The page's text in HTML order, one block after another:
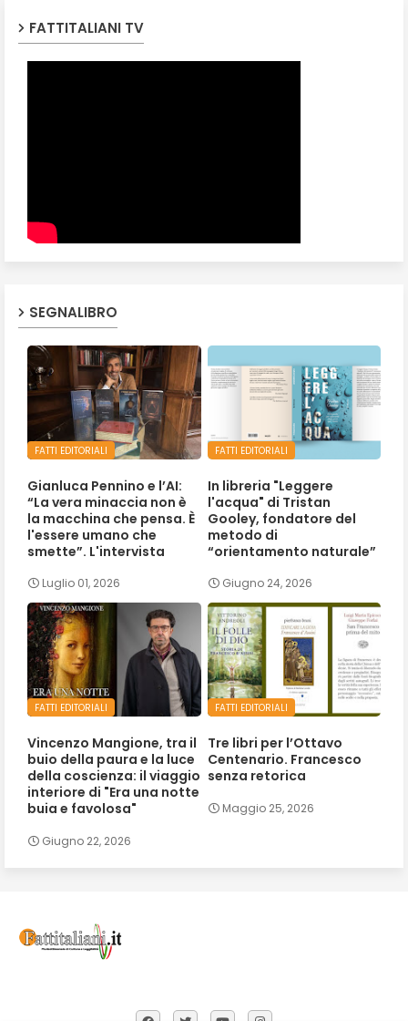
FATTITALIANI TV
SEGNALIBRO
FATTI EDITORIALI
Gianluca Pennino e l’AI:
“La vera minaccia non è
la macchina che pensa. È
l'essere umano che
smette”. L'intervista
Luglio 01, 2026
FATTI EDITORIALI
In libreria "Leggere
l'acqua" di Tristan
Gooley, fondatore del
metodo di
“orientamento naturale”
Giugno 24, 2026
FATTI EDITORIALI
Vincenzo Mangione, tra il
buio della paura e la luce
della coscienza: il viaggio
interiore di "Era una notte
buia e favolosa"
Giugno 22, 2026
FATTI EDITORIALI
Tre libri per l’Ottavo
Centenario. Francesco
senza retorica
Maggio 25, 2026